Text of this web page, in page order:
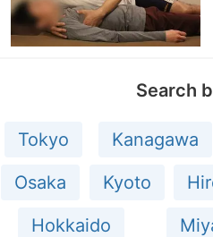
Search
Tokyo Kanagawa
Osaka
Kyoto
Hokkaido